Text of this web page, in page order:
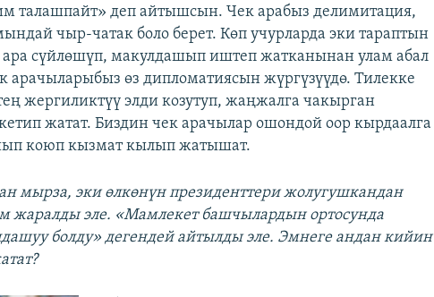
талашпайт» деп айтышсын. Чек арабыз делимитация,
чыр-чатак боло берет. Көп учурларда эки тараптын
сүйлөшүп, макулдашып иштеп жатканынан улам абал
арачыларыбыз өз дипломатиясын жүргүзүүдө. Тилекке
жергиликтүү элди козутуп, жаңжалга чакырган
жатат. Биздин чек арачылар ошондой оор кырдаалга
коюп кызмат кылып жатышат.
мырза, эки өлкөнүн президенттери жолугушкандан
жаралды эле. «Мамлекет башчылардын ортосунда
болду» дегендей айтылды эле. Эмнеге андан кийин